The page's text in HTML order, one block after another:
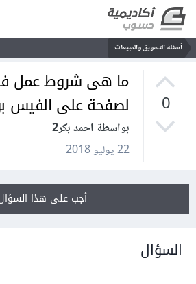
أسئلة التسويق والمبيعات
0
ما هى شروط عمل
لصفحة على الفيس
بواسطة احمد بكر2
22 يوليو 2018
أجب على هذا السؤال
السؤال